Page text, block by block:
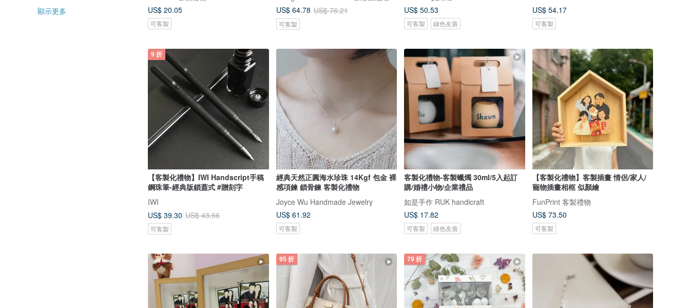
顯示更多
US$ 20.05
可客製
US$ 64.78 US$ 76.21
可客製
US$ 50.53
可客製 綠色友善
US$ 54.17
可客製
9 折
【客製化禮物】IWI Handscript手稿
鋼珠筆-經典版鎖蓋式 #贈刻字
IWI
US$ 39.30 US$ 43.66
可客製
經典天然正圓海水珍珠 14Kgf 包金 裸
感項鍊 鎖骨鍊 客製化禮物
Joyce Wu Handmade Jewelry
US$ 61.92
可客製
客製化禮物-客製蠟燭 30ml/5入起訂
購/婚禮小物/企業禮品
如是手作 RUK handicraft
US$ 17.82
可客製 綠色友善
【客製化禮物】客製插畫 情侶/家人/
寵物插畫相框 似顏繪
FunPrint 客製禮物
US$ 73.50
可客製
95 折 79 折